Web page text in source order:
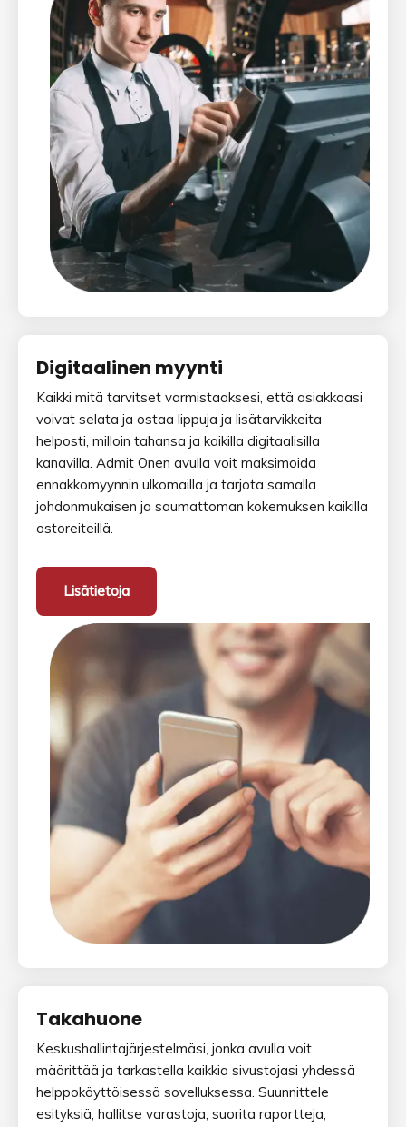
Digitaalinen myynti
Kaikki mitä tarvitset varmistaaksesi, että asiakkaasi
voivat selata ja ostaa lippuja ja lisätarvikkeita
helposti, milloin tahansa ja kaikilla digitaalisilla
kanavilla. Admit Onen avulla voit maksimoida
ennakkomyynnin ulkomailla ja tarjota samalla
johdonmukaisen ja saumattoman kokemuksen kaikilla
ostoreiteillä.
Lisätietoja
Takahuone
Keskushallintajärjestelmäsi, jonka avulla voit
määrittää ja tarkastella kaikkia sivustojasi yhdessä
helppokäyttöisessä sovelluksessa. Suunnittele
esityksiä, hallitse varastoja, suorita raportteja,